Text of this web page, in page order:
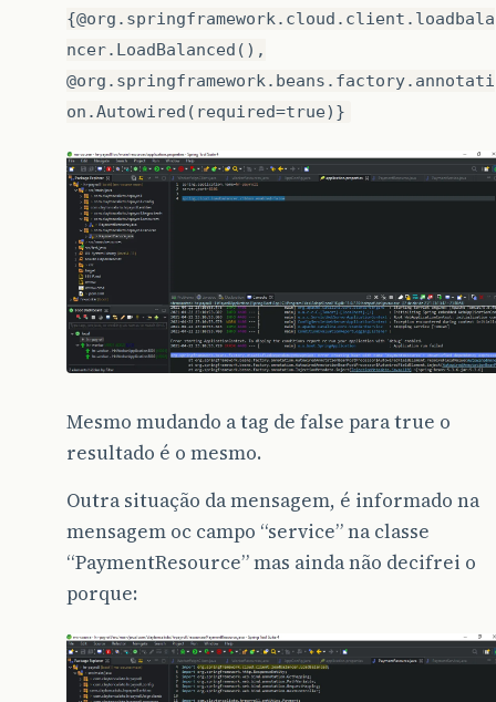
{@org.springframework.cloud.client.loadbala
ncer.LoadBalanced(),
@org.springframework.beans.factory.annotati
on.Autowired(required=true)}
Mesmo mudando a tag de false para true o
resultado é o mesmo.
Outra situação da mensagem, é informado na
mensagem oc campo “service” na classe
“PaymentResource” mas ainda não decifrei o
porque: